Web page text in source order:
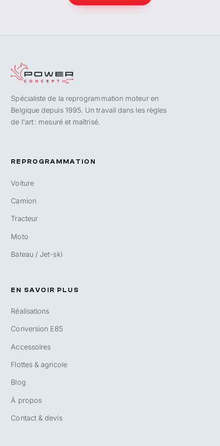
Spécialiste de la reprogrammation moteur en
Belgique depuis 1995. Un travail dans les règles
de l'art : mesuré et maîtrisé.
REPROGRAMMATION
Voiture
Camion
Tracteur
Moto
Bateau / Jet-ski
EN SAVOIR PLUS
Réalisations
Conversion E85
Accessoires
Flottes & agricole
Blog
À propos
Contact & devis